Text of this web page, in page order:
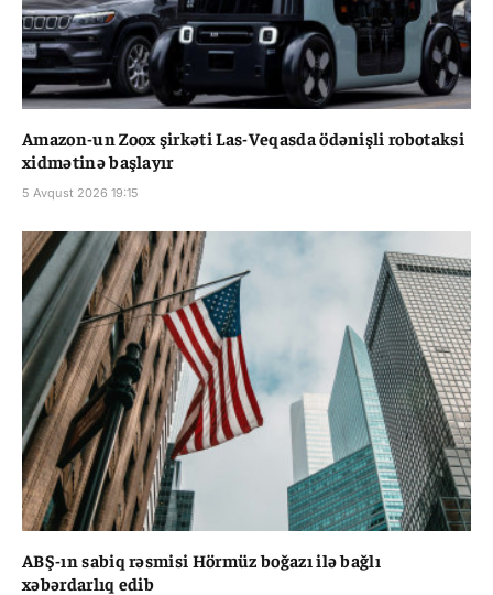
Amazon-un Zoox şirkəti Las-Veqasda ödənişli robotaksi
xidmətinə başlayır
5 Avqust 2026 19:15
ABŞ-ın sabiq rəsmisi Hörmüz boğazı ilə bağlı
xəbərdarlıq edib